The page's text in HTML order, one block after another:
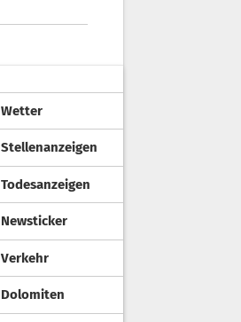
Wetter
Stellenanzeigen
Todesanzeigen
Newsticker
Verkehr
Dolomiten